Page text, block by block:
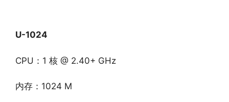
U-1024
CPU：1 核 @ 2.40+ GHz
内存：1024 M